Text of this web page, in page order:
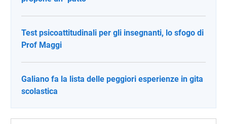
Test psicoattitudinali per gli insegnanti, lo sfogo di
Prof Maggi
Galiano fa la lista delle peggiori esperienze in gita
scolastica